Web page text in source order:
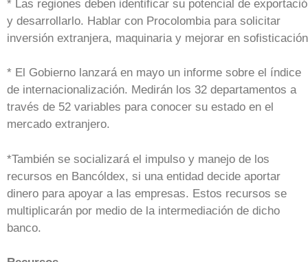
* Las regiones deben identificar su potencial de
y desarrollarlo. Hablar con Procolombia para solicitar
inversión extranjera, maquinaria y mejorar en
* El Gobierno lanzará en mayo un informe sobre el índice
de internacionalización. Medirán los 32 departamentos a
través de 52 variables para conocer su estado en el
mercado extranjero.
*También se socializará el impulso y manejo de los
recursos en Bancóldex, si una entidad decide aportar
dinero para apoyar a las empresas. Estos recursos se
multiplicarán por medio de la intermediación de dicho
banco.